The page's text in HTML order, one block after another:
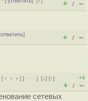
+ / –
ответить]
+ / –
[ ﹢﹢﹢] [ · · ·][↓] [↑]
+4
+ / –
сетевых